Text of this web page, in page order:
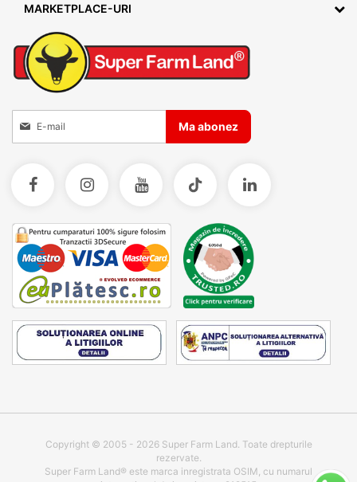
MARKETPLACE-URI
Inscrieti-va la Buletinele noastre informative
Ma abonez
Copyright © 2005 - 2026 Super Farm Land. Toate drepturile
rezervate.
Super Farm Land® este marca inregistrata OSIM, cu numarul